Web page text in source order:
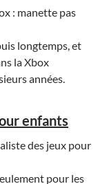
: manette pas
longtemps, et
la Xbox
années.
enfants
des jeux pour
pour les